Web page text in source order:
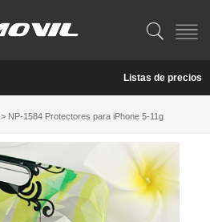
Listas de precios
> NP-1584 Protectores para iPhone 5-11g